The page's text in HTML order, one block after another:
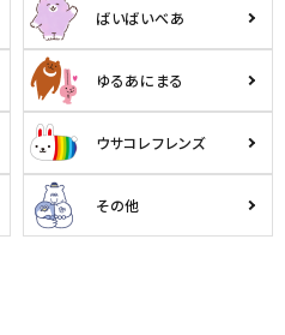
公式
ばいばいべあ
ゆるあにまる
ウサコレフレンズ
その他